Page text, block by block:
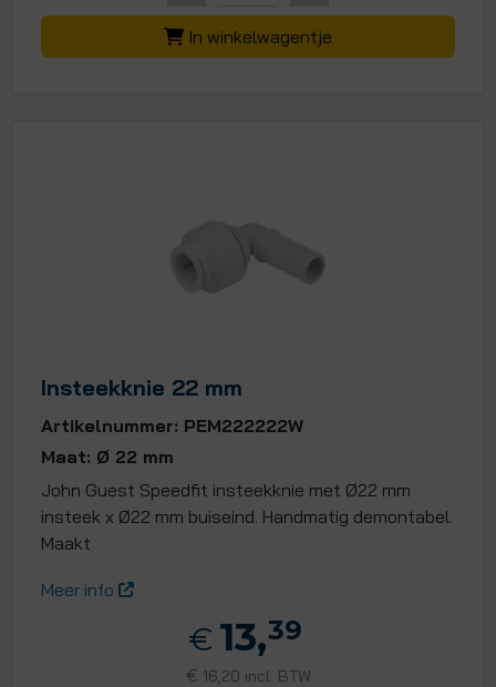
In winkelwagentje
Insteekknie 22 mm
Artikelnummer: PEM222222W
Maat: Ø 22 mm
John Guest Speedfit insteekknie met Ø22 mm
insteek x Ø22 mm buiseind. Handmatig demontabel.
Maakt
Meer info
€ 13,39
€ 16,20 incl. BTW